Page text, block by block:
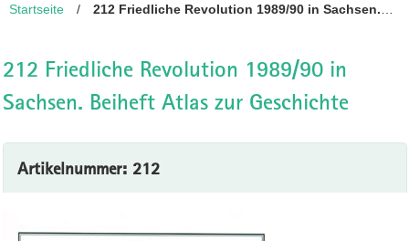
Startseite /
212 Friedliche Revolution 1989/90 in Sachsen.
212 Friedliche Revolution 1989/90 in
Sachsen. Beiheft Atlas zur Geschichte
Artikelnummer: 212